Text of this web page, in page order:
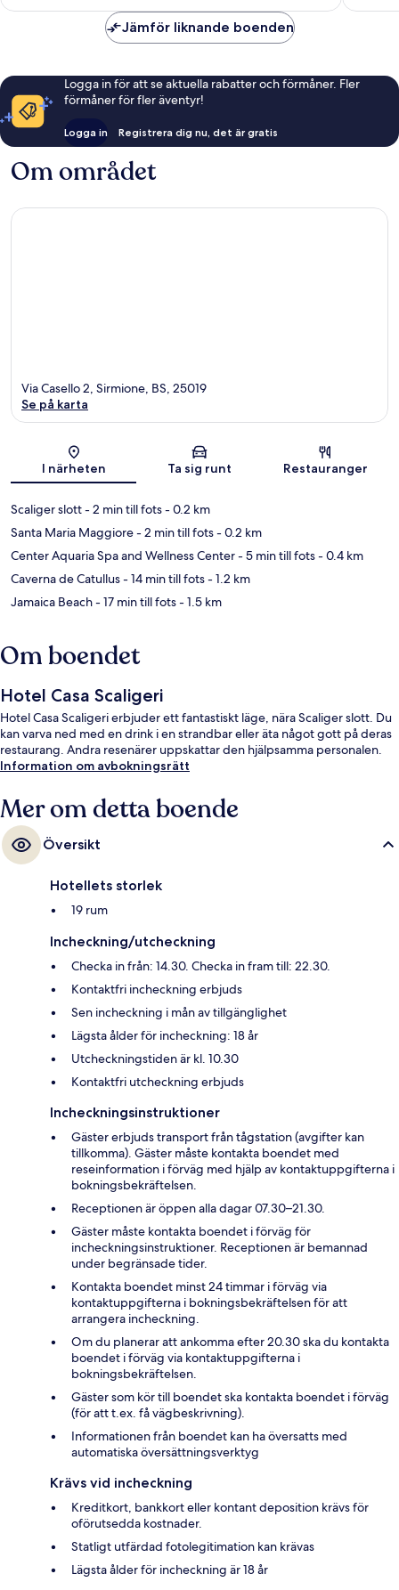
Jämför liknande boenden
Logga in för att se aktuella rabatter och förmåner. Fler
förmåner för fler äventyr!
Logga in Registrera dig nu, det är gratis
Om området
Karta
Via Casello 2, Sirmione, BS, 25019
Se på karta
I närheten Ta sig runt Restauranger
Scaliger slott- 2 min till fots- 0.2 km
Santa Maria Maggiore- 2 min till fots- 0.2 km
Center Aquaria Spa and Wellness Center- 5 min till fots- 0.4 km
Caverna de Catullus- 14 min till fots- 1.2 km
Jamaica Beach- 17 min till fots- 1.5 km
Om boendet
Hotel Casa Scaligeri
Hotel Casa Scaligeri erbjuder ett fantastiskt läge, nära Scaliger slott. Du
kan varva ned med en drink i en strandbar eller äta något gott på deras
restaurang. Andra resenärer uppskattar den hjälpsamma personalen.
Information om avbokningsrätt
Mer om detta boende
Översikt
Hotellets storlek
19 rum
Incheckning/utcheckning
Checka in från: 14.30. Checka in fram till: 22.30.
Kontaktfri incheckning erbjuds
Sen incheckning i mån av tillgänglighet
Lägsta ålder för incheckning: 18 år
Utcheckningstiden är kl. 10.30
Kontaktfri utcheckning erbjuds
Incheckningsinstruktioner
Gäster erbjuds transport från tågstation (avgifter kan
tillkomma). Gäster måste kontakta boendet med
reseinformation i förväg med hjälp av kontaktuppgifterna i
bokningsbekräftelsen.
Receptionen är öppen alla dagar 07.30–21.30.
Gäster måste kontakta boendet i förväg för
incheckningsinstruktioner. Receptionen är bemannad
under begränsade tider.
Kontakta boendet minst 24 timmar i förväg via
kontaktuppgifterna i bokningsbekräftelsen för att
arrangera incheckning.
Om du planerar att ankomma efter 20.30 ska du kontakta
boendet i förväg via kontaktuppgifterna i
bokningsbekräftelsen.
Gäster som kör till boendet ska kontakta boendet i förväg
(för att t.ex. få vägbeskrivning).
Informationen från boendet kan ha översatts med
automatiska översättningsverktyg
Krävs vid incheckning
Kreditkort, bankkort eller kontant deposition krävs för
oförutsedda kostnader.
Statligt utfärdad fotolegitimation kan krävas
Lägsta ålder för incheckning är 18 år